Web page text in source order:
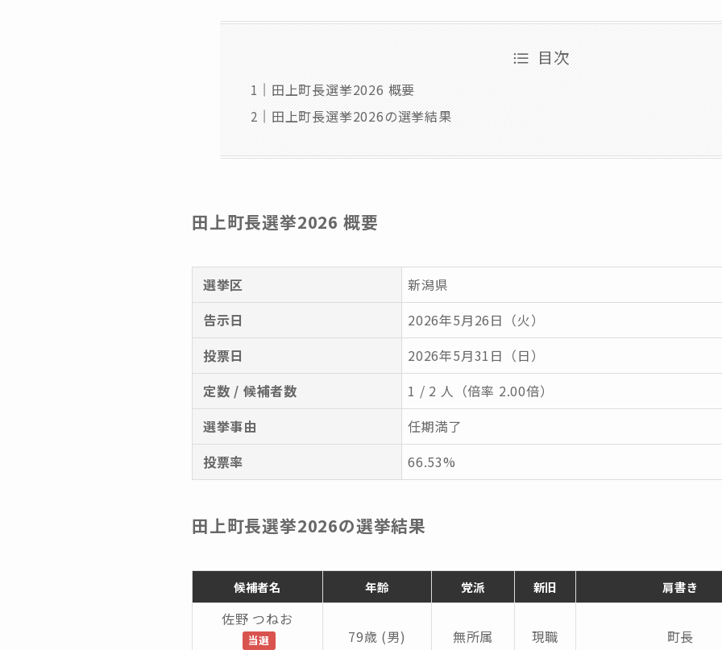
目次
田上町長選挙2026 概要
田上町長選挙2026の選挙結果
田上町長選挙2026 概要
選挙区
新潟県
告示日
2026年5月26日（火）
投票日
2026年5月31日（日）
定数 / 候補者数
1 / 2 人（倍率 2.00倍）
選挙事由
任期満了
投票率
66.53%
田上町長選挙2026の選挙結果
候補者名 年齢 党派 新旧 肩書き
佐野 つねお
当選 79歳 (男) 無所属 現職 町長